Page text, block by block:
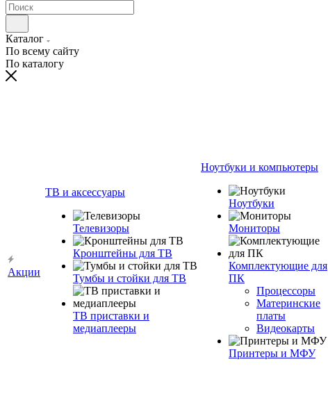
Каталог
По всему сайту
По каталогу
Акции
ТВ и аксессуары
Телевизоры
Кронштейны для ТВ
Тумбы и стойки для ТВ
ТВ приставки и
медиаплееры
Ноутбуки и компьютеры
Ноутбуки
Мониторы
Комплектующие для
ПК
Процессоры
Материнские
платы
Видеокарты
Принтеры и МФУ